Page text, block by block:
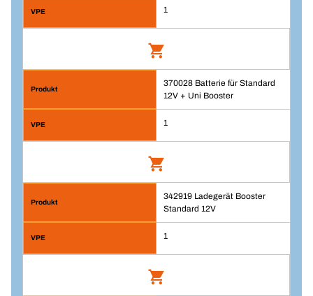
1
Polzange Rot - gerade
Artikelnummer: 342918
VPE/ST
In den Warenkorb
370028 Batterie für Standard
12V + Uni Booster
1
Batterie für Standard 12V + Uni Booster
Artikelnummer: 370028
342919 Ladegerät Booster
Standard 12V
1